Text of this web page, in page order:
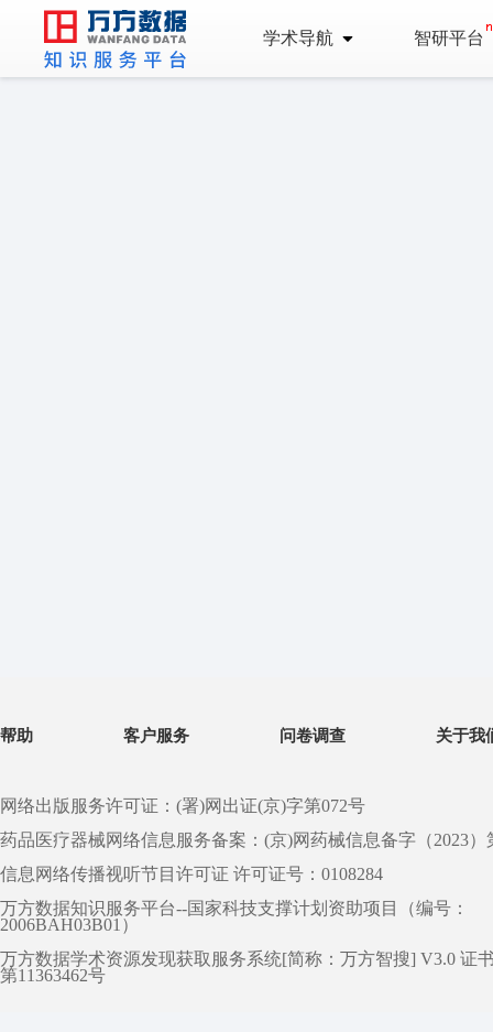
学术导航 智研平台
帮助 客户服务 问卷调查 关于我
网络出版服务许可证：(署)网出证(京)字第072号
药品医疗器械网络信息服务备案：(京)网药械信息备字（2023）
信息网络传播视听节目许可证 许可证号：0108284
万方数据知识服务平台--国家科技支撑计划资助项目（编号：
2006BAH03B01）
万方数据学术资源发现获取服务系统[简称：万方智搜] V3.0 证
第11363462号